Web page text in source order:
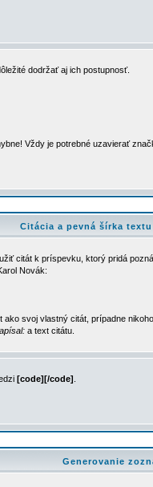
dodržať aj ich postupnosť.
Vždy je potrebné uzavierať
Citácia a pevná šírka
citát k príspevku, ktorý pridá
Novák:
svoj vlastný citát, prípadne
a text citátu.
[code][/code]
Generovanie